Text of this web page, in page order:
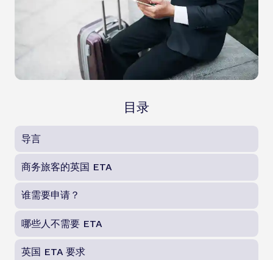
目录
导言
商务旅客的英国 ETA
谁需要申请？
哪些人不需要 ETA
英国 ETA 要求